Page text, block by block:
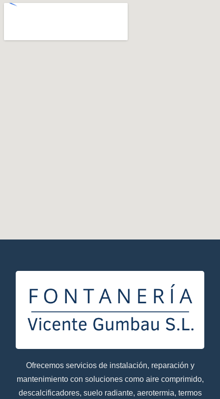
Ofrecemos servicios de instalación, reparación y
mantenimiento con soluciones como aire comprimido,
descalcificadores, suelo radiante, aerotermia, termos